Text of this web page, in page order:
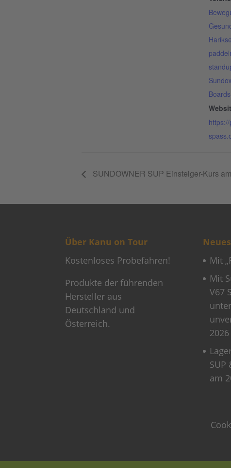
Boards
SUNDOWNER SUP Einsteiger-Kurs
Über Kanu on Tour
Kostenloses Probefahren!
Produkte der führenden
Hersteller aus
Deutschland und
Österreich.
Mit
Mit
V67
2026
SUP
am